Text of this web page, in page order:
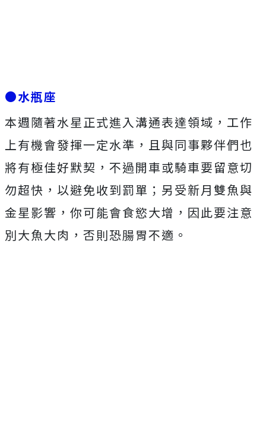
●水瓶座
本週隨著水星正式進入溝通表達領域，工作
上有機會發揮一定水準，且與同事夥伴們也
將有極佳好默契，不過開車或騎車要留意切
勿超快，以避免收到罰單；另受新月雙魚與
金星影響，你可能會食慾大增，因此要注意
別大魚大肉，否則恐腸胃不適。